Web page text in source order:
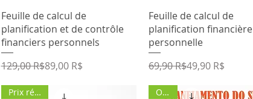
Aperçu rapide
Feuille de calcul de
planification et de contrôle
financiers personnels
Prix original
129,00 R$
Prix promotionnel
89,00 R$
Aperçu rapide
Feuille de calcul de
planification financière
personnelle
Prix original
69,90 R$
Prix promotionnel
49,90 R$
Prix réduit Offre